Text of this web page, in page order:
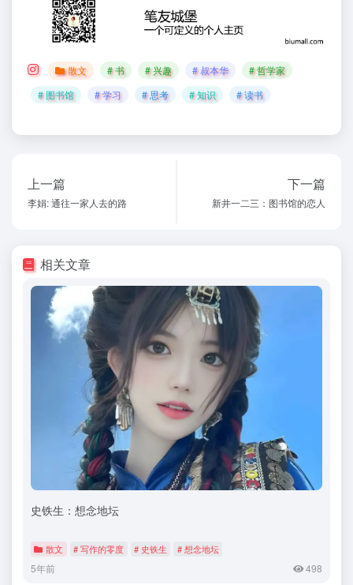
散文 # 书 # 兴趣 # 叔本华
# 哲学家
# 图书馆
# 学习 # 思考 # 知识 # 读书
上一篇
李娟: 通往一家人去的路
下一篇
新井一二三：图书馆的恋人
相关文章
史铁生：想念地坛
散文 # 写作的零度 # 史铁生 # 想念地坛
5年前 498